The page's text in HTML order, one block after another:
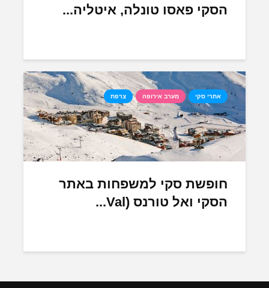
הסקי פאסו טונלה, איטליה...
אתרי סקי מערב אירופה צרפת
חופשת סקי למשפחות באתר
הסקי ואל טורנס (Val...